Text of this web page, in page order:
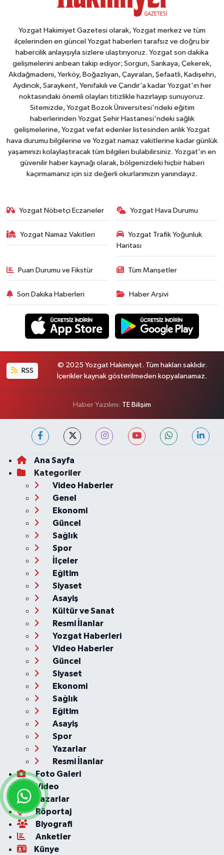
Yozgat Hakimiyet Gazetesi olarak, Yozgat merkez ve tüm
ilçelerinden en güncel Yozgat haberleri tarafsız ve doğru bir
habercilik anlayışıyla sizlere ulaştırıyoruz. Yozgat son dakika
gelişmelerini anbean takip ediyor; Sorgun, Sarıkaya, Çekerek,
Akdağmadeni, Yerköy, Boğazlıyan, Çayıralan, Şefaatli, Kadışehri,
Aydıncık, Saraykent, Yenifakılı ve Çandır’a kadar Yozgat'ın her
noktasındaki önemli olayları titizlikle hazırlayıp sunuyoruz.
Sitemizde, Yozgat Bozok Üniversitesi'ndeki eğitim
haberlerinden Yozgat Şehir Hastanesi'ndeki sağlık
gelişmelerine, Yozgat vefat edenler listesinden anlık Yozgat
hava durumu bilgilerine ve Yozgat namaz vakitlerine kadar günlük
yaşamınızı kolaylaştıracak tüm bilgileri bulabilirsiniz. Yozgat'ın en
güvenilir haber kaynağı olarak, bölgenizdeki hiçbir haberi
kaçırmamanız için siz değerli okurlarımızın yanındayız.
Yozgat Nöbetçi Eczaneler Yozgat Hava Durumu
Yozgat Namaz Vakitleri
Yozgat Trafik Yoğunluk
Haritası
Puan Durumu ve Fikstür Tüm Manşetler
Son Dakika Haberleri Haber Arşivi
RSS
© 2025 Yozgat Hakimiyet. Tüm hakları saklıdır.
İçerikler kaynak gösterilmeden kopyalanamaz.
Haber Yazılımı: TE Bilişim
Ana Sayfa
Kategoriler
Video Haberler
Genel
Ekonomi
Güncel
Sağlık
Spor
İlçeler
Eğitim
Siyaset
Asayiş
Kültür ve Sanat
Resmi İlanlar
Yozgat Haberleri
Video Haberler
Güncel
Siyaset
Ekonomi
Sağlık
Eğitim
Asayiş
Spor
Yazarlar
Resmi İlanlar
Foto Galeri
Video
Yazarlar
Röportaj
Biyografi
Anketler
Künye